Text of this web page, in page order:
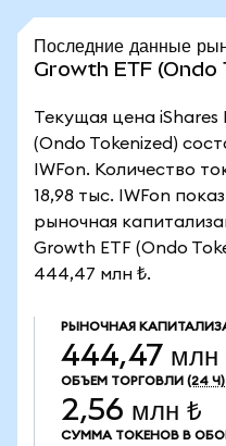
Последние данные
Growth ETF (Ondo
Текущая цена iShares
(Ondo Tokenized)
IWFon. Количество
18,98 тыс. IWFon
рыночная
Growth ETF (Ondo
444,47 млн ₺.
РЫНОЧНАЯ
444,47 млн
ОБЪЕМ ТОРГОВЛИ (24 Ч)
2,56 млн ₺
СУММА ТОКЕНОВ В